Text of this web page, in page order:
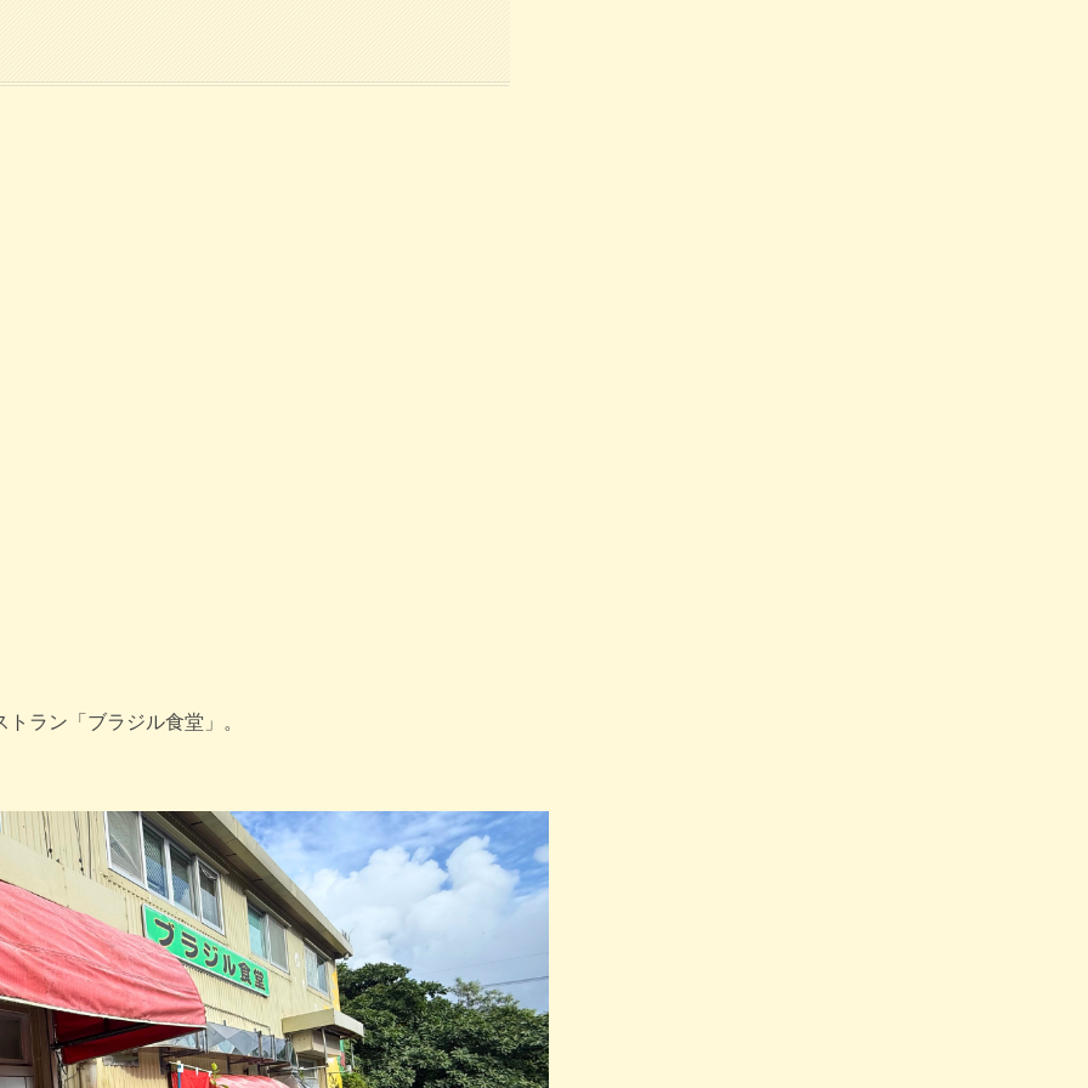
ラン「ブラジル食堂」。